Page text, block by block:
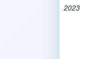
2023